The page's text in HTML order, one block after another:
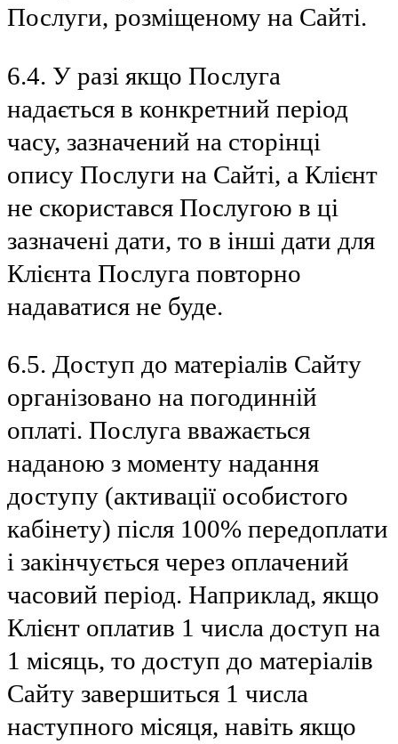
Послуги, розміщеному на Сайті.
6.4. У разі якщо Послуга
надається в конкретний період
часу, зазначений на сторінці
опису Послуги на Сайті, а Клієнт
не скористався Послугою в ці
зазначені дати, то в інші дати для
Клієнта Послуга повторно
надаватися не буде.
6.5. Доступ до матеріалів Сайту
організовано на погодинній
оплаті. Послуга вважається
наданою з моменту надання
доступу (активації особистого
кабінету) після 100% передоплати
і закінчується через оплачений
часовий період. Наприклад, якщо
Клієнт оплатив 1 числа доступ на
1 місяць, то доступ до матеріалів
Сайту завершиться 1 числа
наступного місяця, навіть якщо